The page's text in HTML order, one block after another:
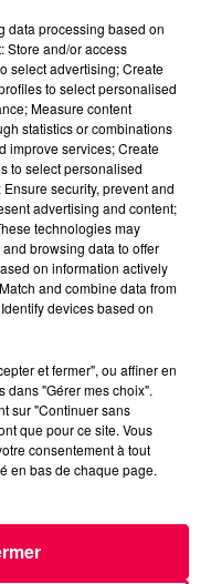
Direct-avec-
2.mp3
EMISSIONS
data processing based on
Store and/or access
select advertising; Create
to select personalised
Measure content
statistics or combinations
improve services; Create
to select personalised
security, prevent and
advertising and content;
technologies may
browsing data to offer
on information actively
and combine data from
devices based on
et fermer", ou affiner en
dans "Gérer mes choix".
sur "Continuer sans
que pour ce site. Vous
consentement à tout
en bas de chaque page.